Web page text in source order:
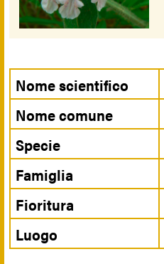
Nome scientifico
Nome comune
Specie
Famiglia
Fioritura
Luogo